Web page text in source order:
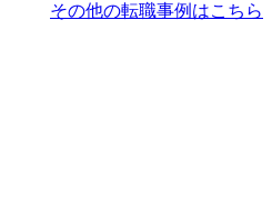
その他の転職事例はこちら